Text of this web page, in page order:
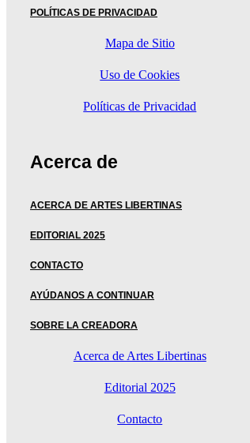
POLÍTICAS DE PRIVACIDAD
Mapa de Sitio
Uso de Cookies
Políticas de Privacidad
Acerca de
ACERCA DE ARTES LIBERTINAS
EDITORIAL 2025
CONTACTO
AYÚDANOS A CONTINUAR
SOBRE LA CREADORA
Acerca de Artes Libertinas
Editorial 2025
Contacto